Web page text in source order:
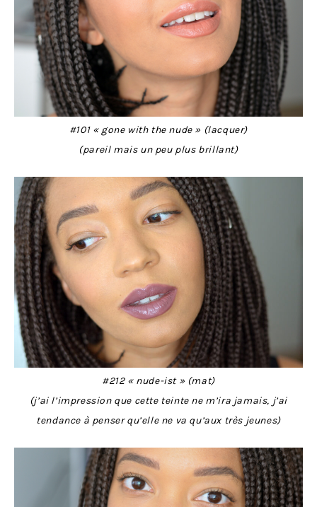
#101 « gone with the nude » (lacquer)
(pareil mais un peu plus brillant)
#212 « nude-ist » (mat)
(j’ai l’impression que cette teinte ne m’ira jamais, j’ai
tendance à penser qu’elle ne va qu’aux très jeunes)